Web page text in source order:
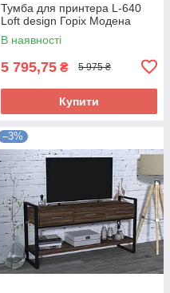
Тумба для принтера L-640
Loft design Горіх Модена
В наявності
5 795,75 ₴ 5 975 ₴
Купити
–3%